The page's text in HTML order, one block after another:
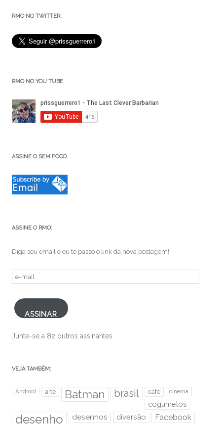
RMO NO TWITTER:
RMO NO YOU TUBE
ASSINE O SEM FOCO
ASSINE O RMO:
Diga seu email e eu te passo o link da nova postagem!
e-
ASSINAR
Junte-se a 82 outros assinantes
VEJA TAMBÉM:
Android arte Batman brasil café cinema
cogumelos
desenho desenhos diversão Facebook